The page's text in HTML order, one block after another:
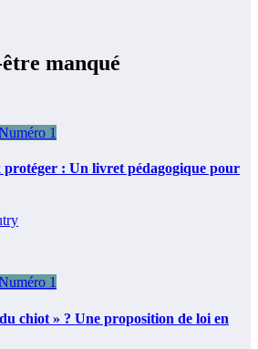
manqué
1
protéger : Un livret pédagogique pour
1
chiot » ? Une proposition de loi en